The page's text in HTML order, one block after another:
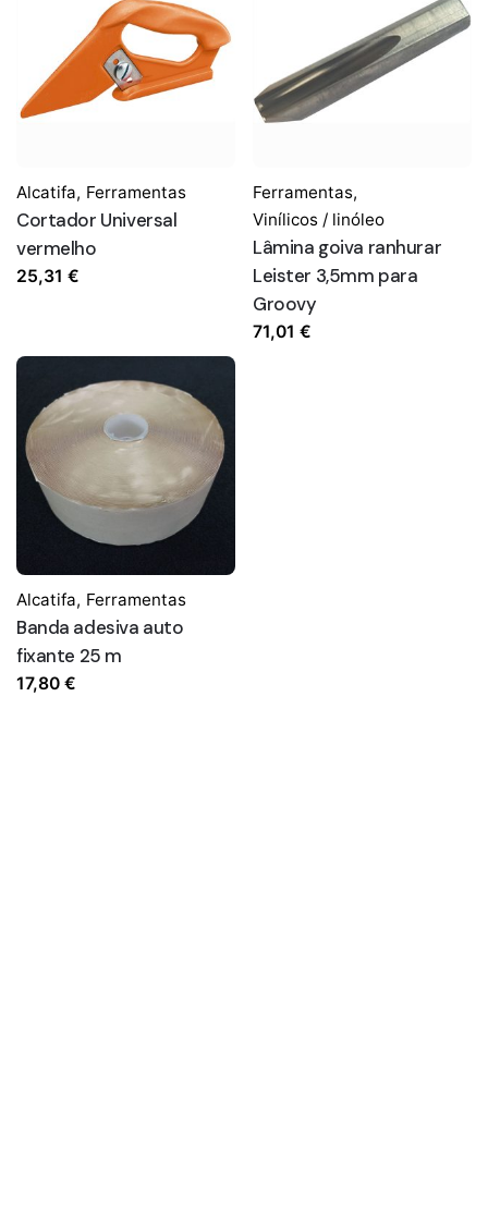
Alcatifa, Ferramentas
Cortador Universal
vermelho
25,31 €
Ferramentas,
Vinílicos / linóleo
Lâmina goiva ranhurar
Leister 3,5mm para
Groovy
71,01 €
Alcatifa, Ferramentas
Banda adesiva auto
fixante 25 m
17,80 €